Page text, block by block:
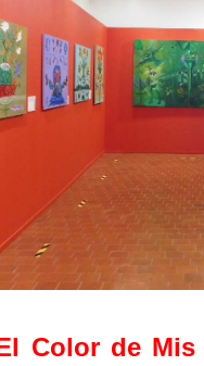
Color de